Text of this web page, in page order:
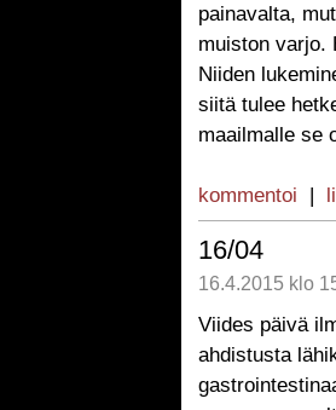
painavalta,
muiston varjo.
Niiden
siitä tulee
maailmalle se
kommentoi |
16/04
16.4.2015 klo
Viides päivä
ahdistusta